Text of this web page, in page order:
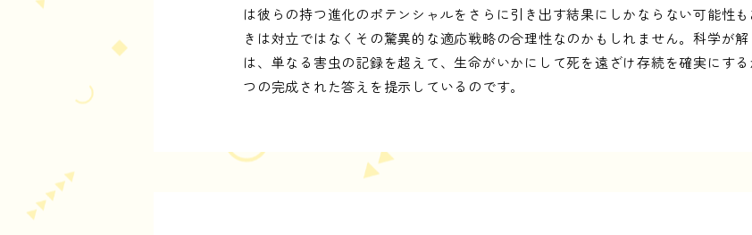
は彼らの持つ進化のポテンシャルをさらに引き出す結果にしかならない可能性
きは対立ではなくその驚異的な適応戦略の合理性なのかもしれません。科学が
は、単なる害虫の記録を超えて、生命がいかにして死を遠ざけ存続を確実にす
つの完成された答えを提示しているのです。